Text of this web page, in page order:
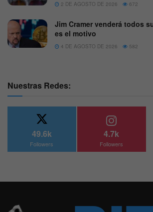
2 DE AGOSTO DE 2026 672
Jim Cramer venderá todos
es el motivo
4 DE AGOSTO DE 2026 582
Nuestras Redes:
49.6k
Followers
4.7k
Followers